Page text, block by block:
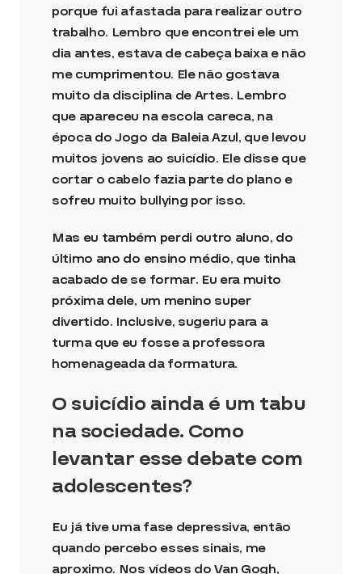
porque fui afastada para realizar outro
trabalho. Lembro que encontrei ele um
dia antes, estava de cabeça baixa e não
me cumprimentou. Ele não gostava
muito da disciplina de Artes. Lembro
que apareceu na escola careca, na
época do Jogo da Baleia Azul, que levou
muitos jovens ao suicídio. Ele disse que
cortar o cabelo fazia parte do plano e
sofreu muito bullying por isso.
Mas eu também perdi outro aluno, do
último ano do ensino médio, que tinha
acabado de se formar. Eu era muito
próxima dele, um menino super
divertido. Inclusive, sugeriu para a
turma que eu fosse a professora
homenageada da formatura.
O suicídio ainda é um tabu
na sociedade. Como
levantar esse debate com
adolescentes?
Eu já tive uma fase depressiva, então
quando percebo esses sinais, me
aproximo. Nos vídeos do Van Gogh,